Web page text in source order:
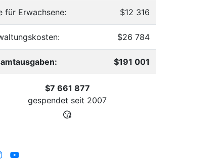
für Erwachsene: $12 316
$26 784
$191 001
$7 661 877
gespendet seit 2007